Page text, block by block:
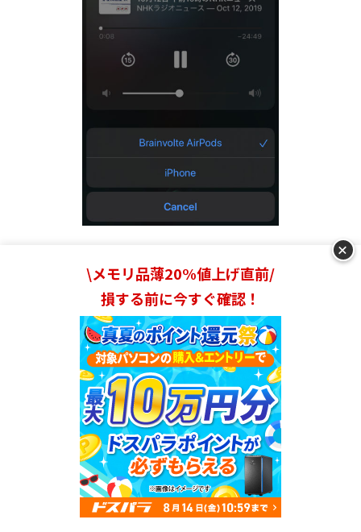
一般的なワイヤレスイヤホンならイヤホンをタッチするこ
とでボリューム調整ができるのですが、AirPodsにはその
機能が搭載されていません。
AirPods装着時の音量調節の方法は2つあります。
まず1つ目は、iPhoneやMacなどのデバイス側を操作し、
直接音量を調整する方法です。
2つ目は「Hey Siri」での音量調整です。「音量上げて/下
げて」「ボリューム上げて/下げて」などと指示すること
で、ハンズフリーで音量をコントロールすることができま
+
\メモリ品薄20%値上げ直前/
損する前に今すぐ確認！